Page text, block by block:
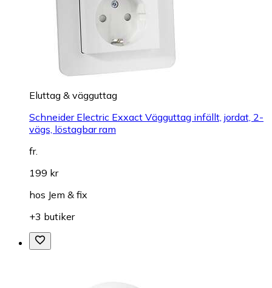
Eluttag & vägguttag
Schneider Electric Exxact Vägguttag infällt, jordat, 2-
vägs, löstagbar ram
fr.
199 kr
hos Jem & fix
+3 butiker